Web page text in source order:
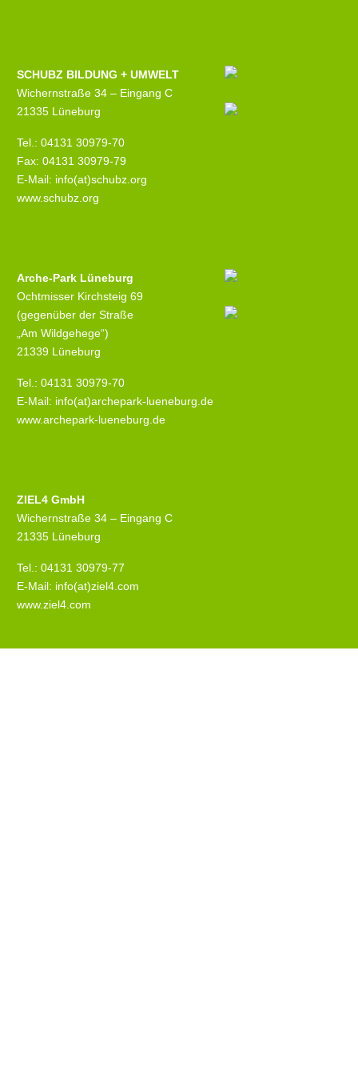
SCHUBZ BILDUNG + UMWELT
Wichernstraße 34 – Eingang C
21335 Lüneburg
Tel.: 04131 30979-70
Fax: 04131 30979-79
E-Mail: info(at)schubz.org
www.schubz.org
Arche-Park Lüneburg
Ochtmisser Kirchsteig 69
(gegenüber der Straße
„Am Wildgehege“)
21339 Lüneburg
Tel.: 04131 30979-70
E-Mail: info(at)archepark-lueneburg.de
www.archepark-lueneburg.de
ZIEL4 GmbH
Wichernstraße 34 – Eingang C
21335 Lüneburg
Tel.: 04131 30979-77
E-Mail: info(at)ziel4.com
www.ziel4.com